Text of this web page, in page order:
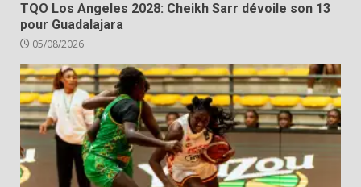
TQO Los Angeles 2028: Cheikh Sarr dévoile son 13
pour Guadalajara
05/08/2026